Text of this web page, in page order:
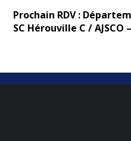
Prochain RDV :
SC Hérouville C / AJSCO